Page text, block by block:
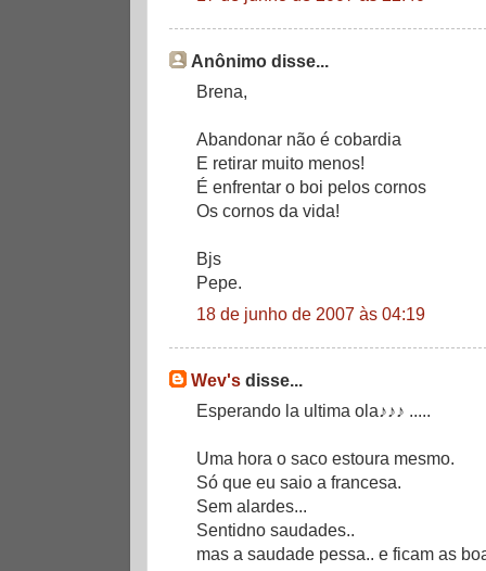
Anônimo disse...
Brena,
Abandonar não é cobardia
E retirar muito menos!
É enfrentar o boi pelos cornos
Os cornos da vida!
Bjs
Pepe.
18 de junho de 2007 às 04:19
Wev's disse...
Esperando la ultima ola♪♪♪ .....
Uma hora o saco estoura mesmo.
Só que eu saio a francesa.
Sem alardes...
Sentidno saudades..
mas a saudade pessa.. e ficam as